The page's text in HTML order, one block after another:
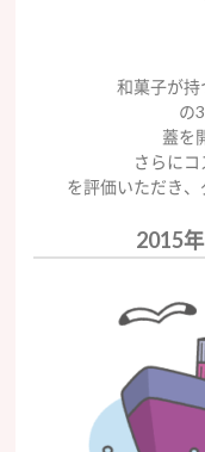
和菓子が持
の
蓋を
さらに
を評価いただき
2015